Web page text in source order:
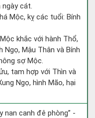
ngày cát.
Mộc, kỵ các tuổi: Bính
khắc với hành Thổ,
Mậu Thân và Bính
sợ Mộc.
tam hợp với Thìn và
Ngọ, hình Mão, hại
nan canh đê phòng” -